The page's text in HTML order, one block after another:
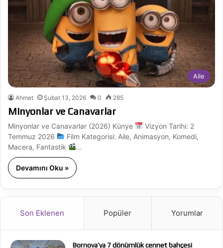
Aile
Ahmet Şubat 13, 2026 0 285
Minyonlar ve Canavarlar
Minyonlar ve Canavarlar (2026) Künye
Vizyon Tarihi: 2
Temmuz 2026
Film Kategorisi: Aile, Animasyon, Komedi,
Macera, Fantastik
…
Devamını Oku »
Son Eklenen Popüler Yorumlar
Bornova’ya 7 dönümlük cennet bahçesi